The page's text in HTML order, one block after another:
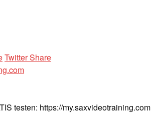
Twitter Share
testen: https://my.saxvideotraining.com